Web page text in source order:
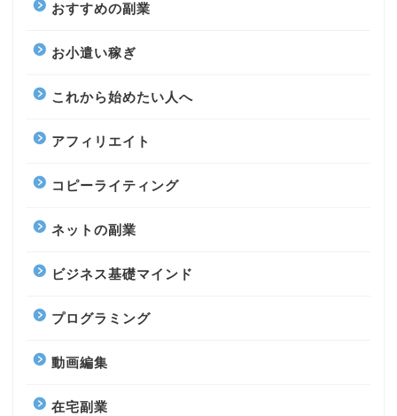
おすすめの副業
お小遣い稼ぎ
これから始めたい人へ
アフィリエイト
コピーライティング
ネットの副業
ビジネス基礎マインド
プログラミング
動画編集
在宅副業